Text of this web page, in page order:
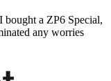
bought a ZP6 Special,
any worries